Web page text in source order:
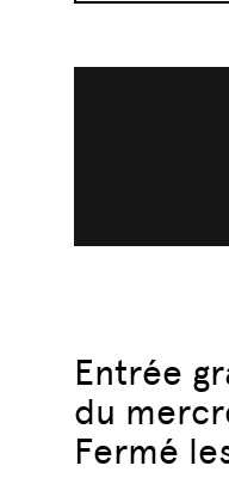
Entrée
du
Fermé